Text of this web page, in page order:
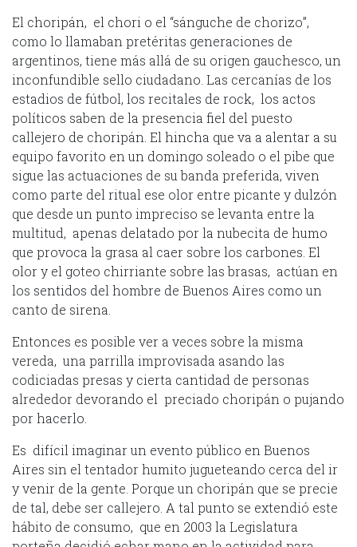
El choripán, el chori o el “sánguche de chorizo”,
como lo llamaban pretéritas generaciones de
argentinos, tiene más allá de su origen gauchesco, un
inconfundible sello ciudadano. Las cercanías de los
estadios de fútbol, los recitales de rock, los actos
políticos saben de la presencia fiel del puesto
callejero de choripán. El hincha que va a alentar a su
equipo favorito en un domingo soleado o el pibe que
sigue las actuaciones de su banda preferida, viven
como parte del ritual ese olor entre picante y dulzón
que desde un punto impreciso se levanta entre la
multitud, apenas delatado por la nubecita de humo
que provoca la grasa al caer sobre los carbones. El
olor y el goteo chirriante sobre las brasas, actúan en
los sentidos del hombre de Buenos Aires como un
canto de sirena.
Entonces es posible ver a veces sobre la misma
vereda, una parrilla improvisada asando las
codiciadas presas y cierta cantidad de personas
alrededor devorando el preciado choripán o pujando
por hacerlo.
Es difícil imaginar un evento público en Buenos
Aires sin el tentador humito jugueteando cerca del ir
y venir de la gente. Porque un choripán que se precie
de tal, debe ser callejero. A tal punto se extendió este
hábito de consumo, que en 2003 la Legislatura